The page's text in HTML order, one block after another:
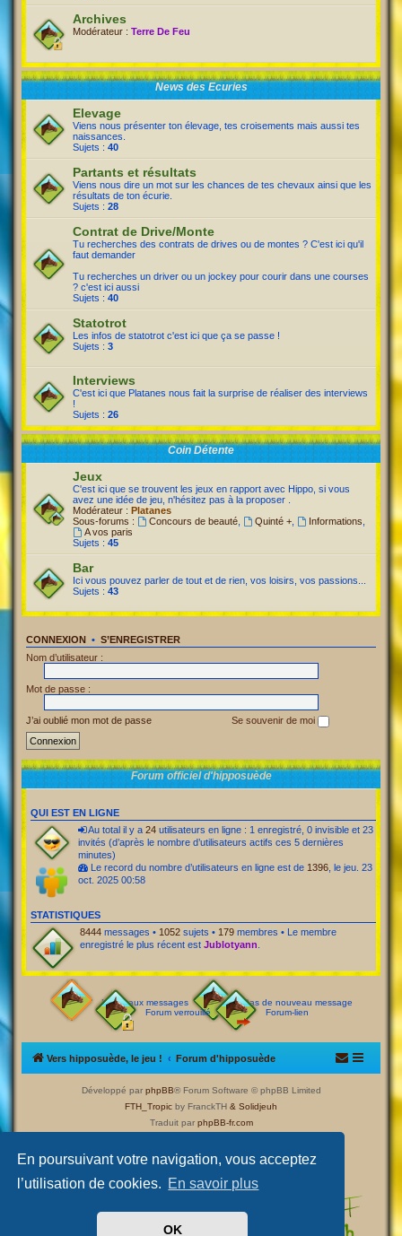
En poursuivant votre navigation, vous acceptez
l’utilisation de cookies. En savoir plus
OK
Archives
Modérateur : Terre De Feu
News des Ecuries
Elevage
Viens nous présenter ton élevage, tes croisements mais aussi tes
naissances.
Sujets : 40
Partants et résultats
Viens nous dire un mot sur les chances de tes chevaux ainsi que les
résultats de ton écurie.
Sujets : 28
Contrat de Drive/Monte
Tu recherches des contrats de drives ou de montes ? C'est ici qu'il
faut demander
Tu recherches un driver ou un jockey pour courir dans une courses
? c'est ici aussi
Sujets : 40
Statotrot
Les infos de statotrot c'est ici que ça se passe !
Sujets : 3
Interviews
C'est ici que Platanes nous fait la surprise de réaliser des interviews
!
Sujets : 26
Coin Détente
Jeux
C'est ici que se trouvent les jeux en rapport avec Hippo, si vous
avez une idée de jeu, n'hésitez pas à la proposer .
Modérateur : Platanes
Sous-forums :
Concours de beauté, Quinté +, Informations
A vos paris
Sujets : 45
Bar
Ici vous pouvez parler de tout et de rien, vos loisirs, vos passions...
Sujets : 43
CONNEXION • S’ENREGISTRER
Nom d’utilisateur :
Mot de passe :
J’ai oublié mon mot de passe Se souvenir de moi
Forum officiel d'hipposuède
QUI EST EN LIGNE
Au total il y a 24 utilisateurs en ligne : 1 enregistré, 0 invisible et 23
invités (d’après le nombre d’utilisateurs actifs ces 5 dernières
minutes)
Le record du nombre d’utilisateurs en ligne est de 1396 , le jeu. 23
oct. 2025 00:58
STATISTIQUES
8444 messages • 1052 sujets • 179 membres • Le membre
enregistré le plus récent est Jublotyann
Nouveaux messages
Pas de nouveau message
Forum verrouillé
Forum-lien
Vers hipposuède, le jeu ! Forum d'hipposuède
Développé par phpBB® Forum Software © phpBB Limited
FTH_Tropic by FranckTH & Solidjeuh
Traduit par phpBB-fr.com